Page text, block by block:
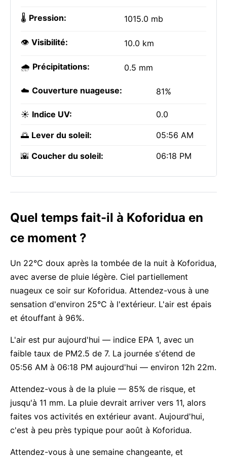
🌡️ Pression: 1015.0 mb
👁️ Visibilité: 10.0 km
🌧️ Précipitations: 0.5 mm
☁️ Couverture nuageuse: 81%
☀️ Indice UV: 0.0
🌅 Lever du soleil: 05:56 AM
🌇 Coucher du soleil: 06:18 PM
Quel temps fait-il à Koforidua en
ce moment ?
Un 22°C doux après la tombée de la nuit à Koforidua,
avec averse de pluie légère. Ciel partiellement
nuageux ce soir sur Koforidua. Attendez-vous à une
sensation d'environ 25°C à l'extérieur. L'air est épais
et étouffant à 96%.
L'air est pur aujourd'hui — indice EPA 1, avec un
faible taux de PM2.5 de 7. La journée s'étend de
05:56 AM à 06:18 PM aujourd'hui — environ 12h 22m.
Attendez-vous à de la pluie — 85% de risque, et
jusqu'à 11 mm. La pluie devrait arriver vers 11, alors
faites vos activités en extérieur avant. Aujourd'hui,
c'est à peu près typique pour août à Koforidua.
Attendez-vous à une semaine changeante, et